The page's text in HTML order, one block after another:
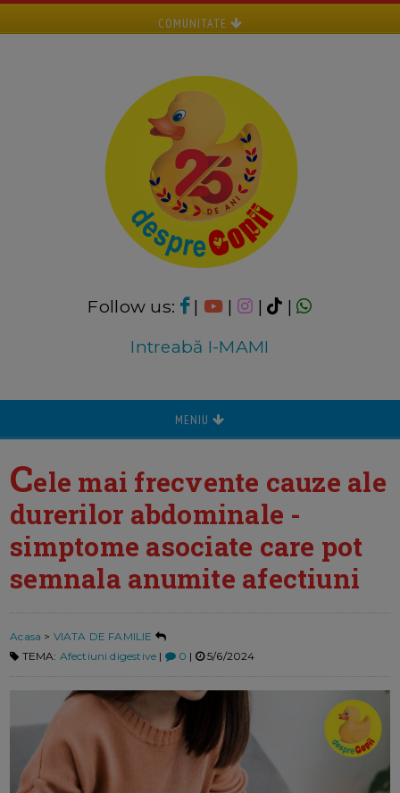
COMUNITATE
Follow us: | | |
|
Intreabă I-MAMI
MENIU
Cele mai frecvente cauze ale
durerilor abdominale -
simptome asociate care pot
semnala anumite afectiuni
Acasa > VIATA DE FAMILIE
TEMA: Afectiuni digestive | 0 | 5/6/2024